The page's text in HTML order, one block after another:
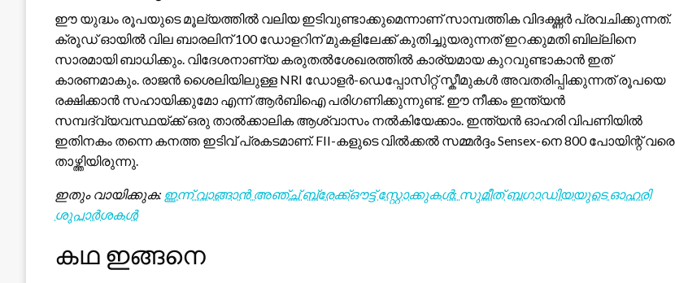
ഈ യുദ്ധം രൂപയുടെ മൂല്യത്തിൽ വലിയ ഇടിവുണ്ടാക്കുമെന്നാണ് സാമ്പത്തിക വിദഗ്ദ്ധർ പ്രവചിക്കുന്നത്.
ക്രൂഡ് ഓയിൽ വില ബാരലിന് 100 ഡോളറിന് മുകളിലേക്ക് കുതിച്ചുയരുന്നത് ഇറക്കുമതി ബില്ലിനെ
സാരമായി ബാധിക്കും. വിദേശനാണ്യ കരുതൽശേഖരത്തിൽ കാര്യമായ കുറവുണ്ടാകാൻ ഇത്
കാരണമാകും. രാജൻ ശൈലിയിലുള്ള NRI ഡോളർ-ഡെപ്പോസിറ്റ് സ്കീമുകൾ അവതരിപ്പിക്കുന്നത് രൂപയെ
രക്ഷിക്കാൻ സഹായിക്കുമോ എന്ന് ആർബിഐ പരിഗണിക്കുന്നുണ്ട്. ഈ നീക്കം ഇന്ത്യൻ
സമ്പദ്‌വ്യവസ്ഥയ്ക്ക് ഒരു താൽക്കാലിക ആശ്വാസം നൽകിയേക്കാം. ഇന്ത്യൻ ഓഹരി വിപണിയിൽ
ഇതിനകം തന്നെ കനത്ത ഇടിവ് പ്രകടമാണ്. FII-കളുടെ വിൽക്കൽ സമ്മർദ്ദം Sensex-നെ 800 പോയിന്റ് വരെ
താഴ്ത്തിയിരുന്നു.
ഇതും വായിക്കുക: ഇന്ന് വാങ്ങാൻ അഞ്ച് ബ്രേക്ക്ഔട്ട് സ്റ്റോക്കുകൾ: സുമീത് ബഗാഡിയയുടെ ഓഹരി
ശുപാർശകൾ
കഥ ഇങ്ങനെ